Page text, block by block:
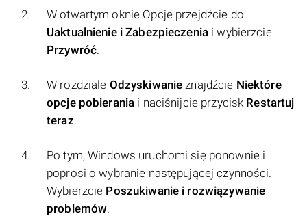
W otwartym oknie Opcje przejdźcie do
Uaktualnienie i Zabezpieczenia i wybierzcie
Przywróć.
W rozdziale Odzyskiwanie znajdźcie Niektóre
opcje pobierania i naciśnijcie przycisk Restartuj
teraz.
Po tym, Windows uruchomi się ponownie i
poprosi o wybranie następującej czynności.
Wybierzcie Poszukiwanie i rozwiązywanie
problemów.